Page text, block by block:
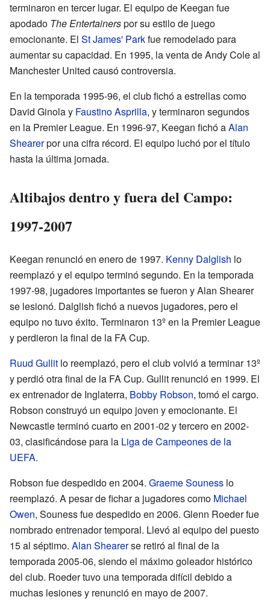
terminaron en tercer lugar. El equipo de Keegan fue
apodado The Entertainerspor su estilo de juego
emocionante. El St James' Parkfue remodelado para
aumentar su capacidad. En 1995, la venta de Andy Cole al
Manchester United causó controversia.
En la temporada 1995-96, el club fichó a estrellas como
David Ginola y Faustino Asprilla, y terminaron segundos
en la Premier League. En 1996-97, Keegan fichó aAlan
Shearerpor una cifra récord. El equipo luchó por el título
hasta la última jornada.
Altibajos dentro y fuera del Campo:
1997-2007
Keegan renunció en enero de 1997. Kenny Dalglish lo
reemplazó y el equipo terminó segundo. En la temporada
1997-98, jugadores importantes se fueron y Alan Shearer
se lesionó. Dalglish fichó a nuevos jugadores, pero el
equipo no tuvo éxito. Terminaron 13º en la Premier League
y perdieron la final de la FA Cup.
Ruud Gullit lo reemplazó, pero el club volvió a terminar 13º
y perdió otra final de la FA Cup. Gullit renunció en 1999. El
ex entrenador de Inglaterra, Bobby Robson, tomó el cargo.
Robson construyó un equipo joven y emocionante. El
Newcastle terminó cuarto en 2001-02 y tercero en 2002-
03, clasificándose para la Liga de Campeones de la
UEFA.
Robson fue despedido en 2004. Graeme Souness lo
reemplazó. A pesar de fichar a jugadores como Michael
Owen, Souness fue despedido en 2006. Glenn Roeder fue
nombrado entrenador temporal. Llevó al equipo del puesto
15 al séptimo. Alan Shearerse retiró al final de la
temporada 2005-06, siendo el máximo goleador histórico
del club. Roeder tuvo una temporada difícil debido a
muchas lesiones y renunció en mayo de 2007.